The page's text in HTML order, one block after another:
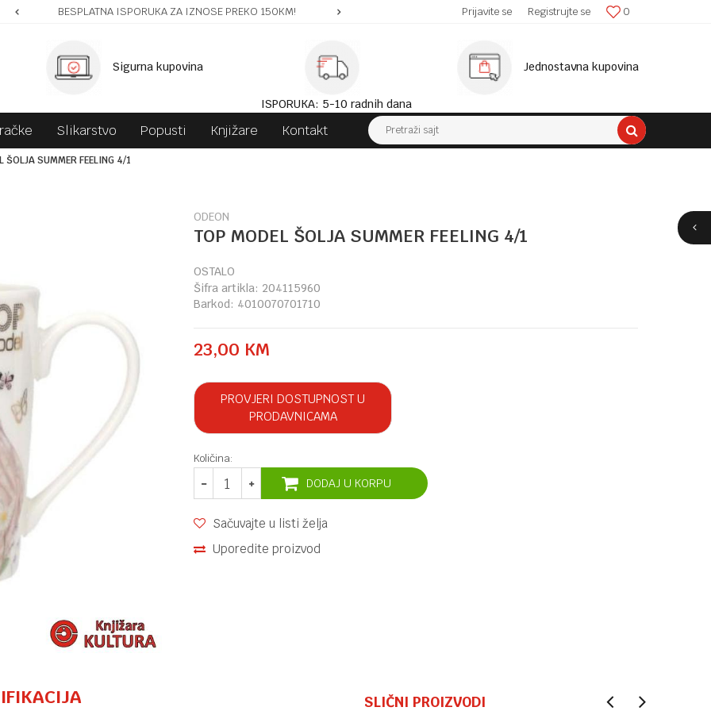
BESPLATNA ISPORUKA ZA IZNOSE PREKO 150KM! SIGURNA ISPORUKA! 0
Prijavite se Registrujte se
Sigurna kupovina
ISPORUKA: 5-10 radnih dana
Jednostavna kupovina
Slikarstvo Popusti Knjižare Kontakt Pretraži sajt
ŠOLJA SUMMER FEELING 4/1
ODEON
TOP MODEL ŠOLJA SUMMER FEELING 4/1
OSTALO
Šifra artikla: 204115960
Barkod: 4010070701710
23,00 KM
PROVJERI DOSTUPNOST U
PRODAVNICAMA
Količina:
DODAJ U KORPU
Sačuvajte u listi želja
Uporedite proizvod
SLIČNI PROIZVODI